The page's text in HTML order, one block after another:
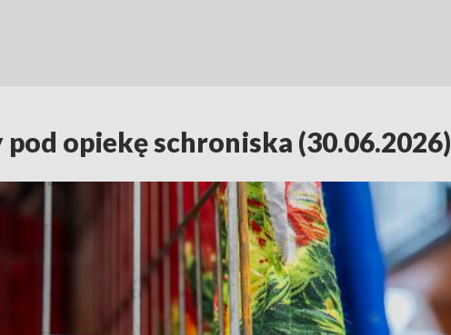
opiekę schroniska (30.06.2026)